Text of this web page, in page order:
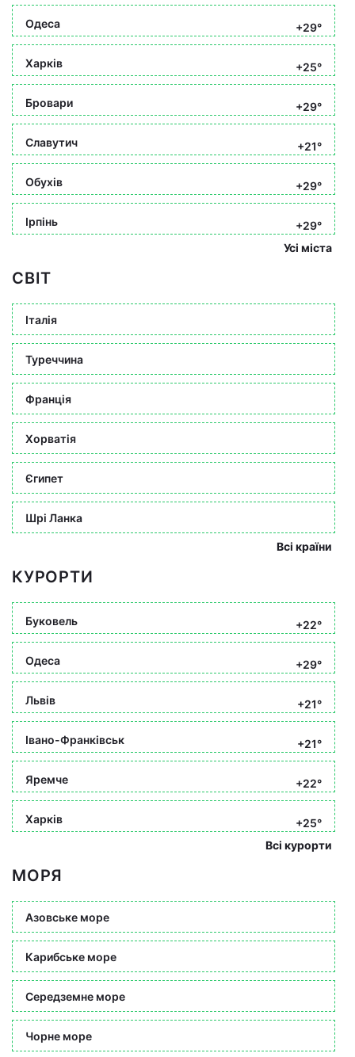
Одеса +29°
Харків +25°
Бровари +29°
Славутич +21°
Обухів +29°
Ірпінь
+29°
Усі міста
СВІТ
Італія
Туреччина
Франція
Хорватія
Єгипет
Шрі Ланка
Всі країни
КУРОРТИ
Буковель +22°
Одеса +29°
Львів +21°
Івано-Франківськ +21°
Яремче +22°
Харків
+25°
Всі курорти
МОРЯ
Азовське море
Карибське море
Середземне море
Чорне море